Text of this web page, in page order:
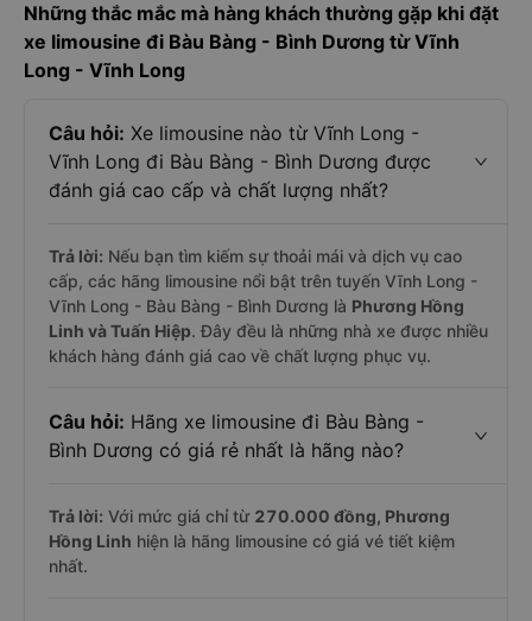
Những thắc mắc mà hàng khách thường gặp khi đặt
xe limousine đi Bàu Bàng - Bình Dương từ Vĩnh
Long - Vĩnh Long
Câu hỏi: Xe limousine nào từ Vĩnh Long -
Vĩnh Long đi Bàu Bàng - Bình Dương được
đánh giá cao cấp và chất lượng nhất?
Trả lời: Nếu bạn tìm kiếm sự thoải mái và dịch vụ cao
cấp, các hãng limousine nổi bật trên tuyến Vĩnh Long -
Vĩnh Long - Bàu Bàng - Bình Dương là Phương Hồng
Linh và Tuấn Hiệp. Đây đều là những nhà xe được nhiều
khách hàng đánh giá cao về chất lượng phục vụ.
Câu hỏi: Hãng xe limousine đi Bàu Bàng -
Bình Dương có giá rẻ nhất là hãng nào?
Trả lời: Với mức giá chỉ từ 270.000 đồng, Phương
Hồng Linh hiện là hãng limousine có giá vé tiết kiệm
nhất.